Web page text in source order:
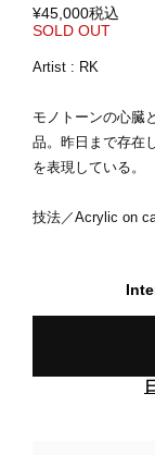
¥45,000税込
SOLD OUT
Artist : RK
モノトーンの心臓
品。昨日まで存在
を表現している。
技法／Acrylic on